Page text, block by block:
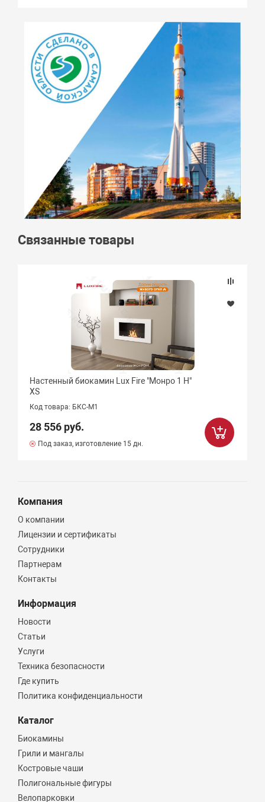
Связанные товары
Настенный биокамин Lux Fire "Монро 1 Н"
XS
Код товара: БКС-М1
28 556 руб.
Под заказ, изготовление 15 дн.
Компания
О компании
Лицензии и сертификаты
Сотрудники
Партнерам
Контакты
Информация
Новости
Статьи
Услуги
Техника безопасности
Где купить
Политика конфиденциальности
Каталог
Биокамины
Грили и мангалы
Костровые чаши
Полигональные фигуры
Велопарковки